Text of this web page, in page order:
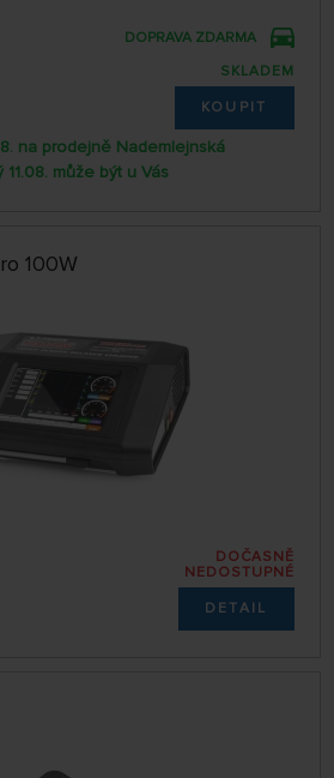
DOPRAVA ZDARMA
SKLADEM
KOUPIT
na prodejně Nademlejnská
11.08. může být u Vás
100W
DOČASNĚ
NEDOSTUPNÉ
DETAIL